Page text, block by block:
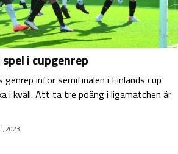
i cupgenrep
genrep inför semifinalen i Finlands cup
i kväll. Att ta tre poäng i ligamatchen är
2023